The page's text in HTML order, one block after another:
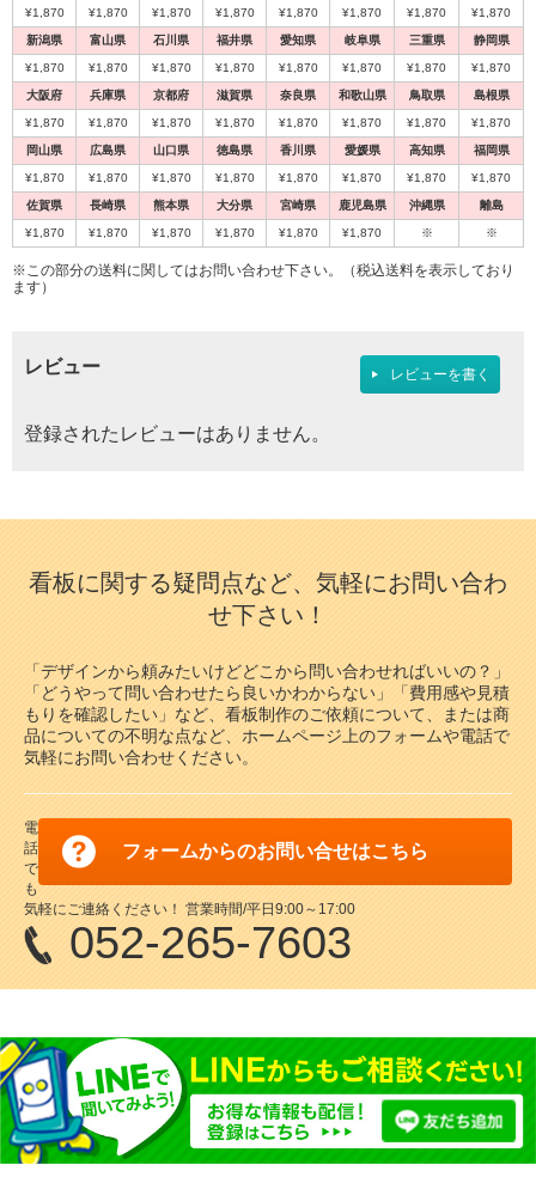
代引不可
国産
屋外用
A1
ポスターグリップ PG-32R A1 ツヤ有
シルバー 屋外用 R型
¥9,570（税込）
ネル！カラーバリエーションやサイズ
を豊富に取り揃えております。確かな
代引不可
屋内用
木目調 A1
前四辺開閉式
594×841
ポスターパネル 333 A1 木目ナチュラ
ル 屋内用
¥10,653（税込）
4辺開閉式フレームの定番アイテム！
3
A1（W594×H841）
ALUMIUM SERIES 01 CUT A1 マット
シルバー 屋内用
¥17,710（税込）
ッジを切り落として、シャープな印象
を携えた額縁です。
ニューアートフレーム NA-A4-BR A4
ブラウン 屋内用
¥1,267（税込）
す。
5
代引不可
お値打ち
国産 屋内用
A1
A1 ブラック
代引不可
A1
A1（W594×H841）
代引不可
屋内用
A2
A2（W420×H594）
ALUMIUM SERIES 01 CUT A2 マット
シルバー 屋内用
¥11,330
（税込）
【2020年度アジアデザイン賞受賞】エ
ッジを切り落として、シャープな印象
代引不可
国産
屋内用
A2
420×594
ポスターグリップ PG-20R A2 ツヤ無
シルバー(梨地調) 屋内用 R型
¥6,490
（税込）
20mm幅R型屋内専用ポスターグリッ
3
420×594
ポスターパネル 331 A2 ステン 屋内用
¥6,006（税込）
コーナーミニアールで意匠的にかっこ
A2（W420×H594）
ALUMIUM SERIES 02 LEAN A2 マッ
トブラック 屋内用
¥11,220（税込）
縁の側面部分が10度斜めになってお
り、壁に立てかけても安定します。
5
代引不可
屋内用
A2
前四辺開閉式
420×594
代引不可
屋内用
木目調
A2
ニューアートフレーム NA-A2-NT A2
代引不可
国産
屋内用
B0
ポスターグリップ PG-44R B0 ツヤ無シ
ルバー(梨地調) 屋内用 R型
¥25,740（税込）
ル！カラーバリエーションやサイズを豊
富に取り揃えております。確かな品質…
代引不可
屋内用
B0
前四辺開閉式
1030×1456
ポスターパネル 333 B0 ステン 屋内用
¥26,169（税込）
4辺開閉式フレームの定番アイテム！
3
代引不可
B0
屋内用 角型
¥30,888 （税込）
国産メーカー、シンエイのポスターパネ
ル！カラーバリエーションやサイズを豊
代引不可
シェイプ SH-B0-BK B0 ブラック 屋内用
¥7,854（税込）
スマートな形状が作品を引き立てます！
5
代引不可
屋内用
B0
前四辺開閉式
1030×1456
ポスターパネル 347 B0 ステン 屋内用
6
代引不可
屋内用
B0
1030×1456
エコイレパネ ST-B0-SV B0 シルバー 屋
内用
代引不可
国産
屋外用
B1
ポスターグリップ PG-32R B1 ツヤ有シ
ルバー 屋外用 R型
¥12,155（税込）
ル！カラーバリエーションやサイズを豊
富に取り揃えております。確かな品質…
代引不可
屋内用
B1
728×1030
シェイプ SH-B1-WH B1 ホワイト 屋内
用
¥2,772
（税込）
スマートな形状が作品を引き立てます！
3
代引不可
B1
ALUMIUM SERIES 01 CUT B1 マットシ
ルバー 屋内用
¥21,890（税込）
【2020年度アジアデザイン賞受賞】エ
携えた額縁です。
代引不可
国産
ポスターグリップ PG-20S B1 ツヤ有ブ
ラック 屋内用 角型
¥9,009（税込）
ャープな表現を実現。
5
代引不可
屋内用
B1
728×1030
エコイレパネ ST-B1-SV B1 シルバー 屋
6
代引不可
屋内用
B1
メディアグリップ MG-25R B1 シルバー
代引不可
国産
屋外用
B2
ポスターグリップ PG-32R B2 ツヤ有シ
ルバー 屋外用 R型
¥8,305（税込）
ル！カラーバリエーションやサイズを豊
富に取り揃えております。確かな品質…
代引不可
屋内用
B2
B2（W515×H728）
ALUMIUM SERIES 01 CUT B2 マットシ
ルバー 屋内用
¥13,200（税込）
【2020年度アジアデザイン賞受賞】エ
3
515×728
シェイプ SH-B2-WH B2 ホワイト 屋内
¥1,716（税込）
515×728
カルビアン VQ-B2-SV B2 シルバー
¥1,801（税込）
5
代引不可
屋内用
B2
前四辺開閉式
515×728
ポスターパネル 333 B2 ブラック 屋内用
代引不可
屋内用
木目調
B2
ニューアートフレーム NA-B2-WW B2
ホワイトウッド 屋内用
※この部分の送料に関してはお問い合わせ下さい。（税込送料を表示しており
ます）
¥1,870 ¥1,870 ¥1,870 ¥1,870 ¥1,870 ¥1,870 ¥1,870 ¥1,870
新潟県 富山県 石川県 福井県 愛知県 岐阜県 三重県 静岡県
¥1,870 ¥1,870 ¥1,870 ¥1,870 ¥1,870 ¥1,870 ¥1,870 ¥1,870
大阪府 兵庫県 京都府 滋賀県 奈良県 和歌山県 鳥取県 島根県
¥1,870 ¥1,870 ¥1,870 ¥1,870 ¥1,870 ¥1,870 ¥1,870 ¥1,870
岡山県 広島県 山口県 徳島県 香川県 愛媛県 高知県 福岡県
¥1,870 ¥1,870 ¥1,870 ¥1,870 ¥1,870 ¥1,870 ¥1,870 ¥1,870
佐賀県 長崎県 熊本県 大分県 宮崎県 鹿児島県 沖縄県 離島
¥1,870 ¥1,870 ¥1,870 ¥1,870 ¥1,870 ¥1,870 ※ ※
レビュー レビューを書く
登録されたレビューはありません。
看板に関する疑問点など、気軽にお問い合わ
せ下さい！
「デザインから頼みたいけどどこから問い合わせればいいの？」
「どうやって問い合わせたら良いかわからない」「費用感や見積
もりを確認したい」など、看板制作のご依頼について、または商
品についての不明な点など、ホームページ上のフォームや電話で
気軽にお問い合わせください。
フォームからのお問い合せはこちら
電
話
で
も
気軽にご連絡ください！ 営業時間/平日9:00～17:00
052-265-7603